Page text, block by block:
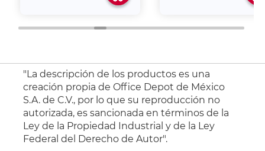
"La descripción de los productos es una
creación propia de Office Depot de México
S.A. de C.V., por lo que su reproducción no
autorizada, es sancionada en términos de la
Ley de la Propiedad Industrial y de la Ley
Federal del Derecho de Autor".